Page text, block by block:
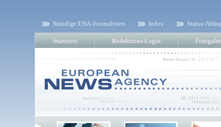
Ständige ENA-Journalisten Index Status-
Startseite Redaktions-Login